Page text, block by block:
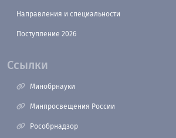
Направления и специальности
Поступление 2026
Ссылки
Минобрнауки
Минпросвещения России
Рособрнадзор